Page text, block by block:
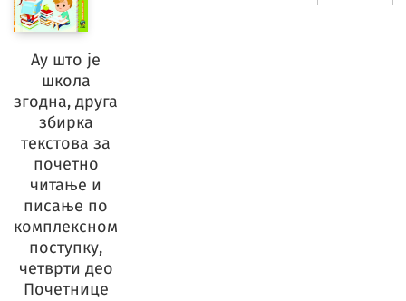
Ау што је
школа
згодна, друга
збирка
текстова за
почетно
читање и
писање по
комплексном
поступку,
четврти део
Почетнице